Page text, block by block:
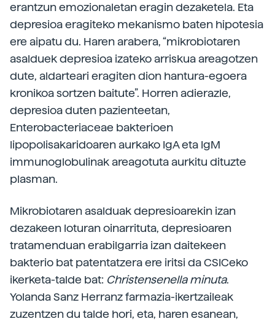
erantzun emozionaletan eragin dezaketela. Eta
depresioa eragiteko mekanismo baten hipotesia
ere aipatu du. Haren arabera, “mikrobiotaren
asalduek depresioa izateko arriskua areagotzen
dute, aldarteari eragiten dion hantura-egoera
kronikoa sortzen baitute”. Horren adierazle,
depresioa duten pazienteetan,
Enterobacteriaceae bakterioen
lipopolisakaridoaren aurkako IgA eta IgM
immunoglobulinak areagotuta aurkitu dituzte
plasman.
Mikrobiotaren asalduak depresioarekin izan
dezakeen loturan oinarrituta, depresioaren
tratamenduan erabilgarria izan daitekeen
bakterio bat patentatzera ere iritsi da CSICeko
ikerketa-talde bat: Christensenella minuta.
Yolanda Sanz Herranz farmazia-ikertzaileak
zuzentzen du talde hori, eta, haren esanean,